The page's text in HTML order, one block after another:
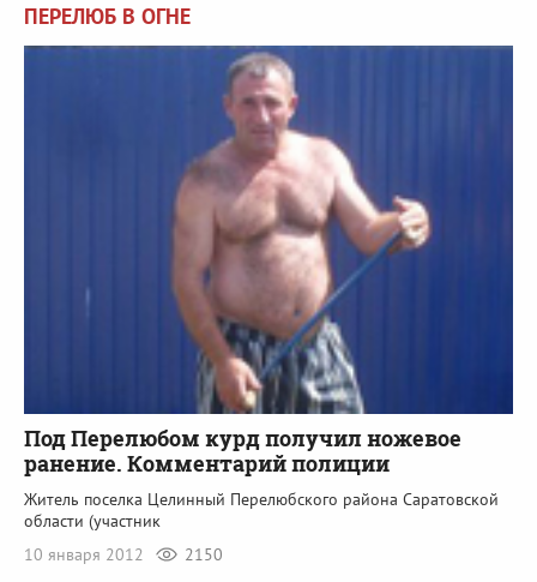
ПЕРЕЛЮБ В ОГНЕ
Под Перелюбом курд получил ножевое
ранение. Комментарий полиции
Житель поселка Целинный Перелюбского района Саратовской
области (участник
10 января 2012
2150